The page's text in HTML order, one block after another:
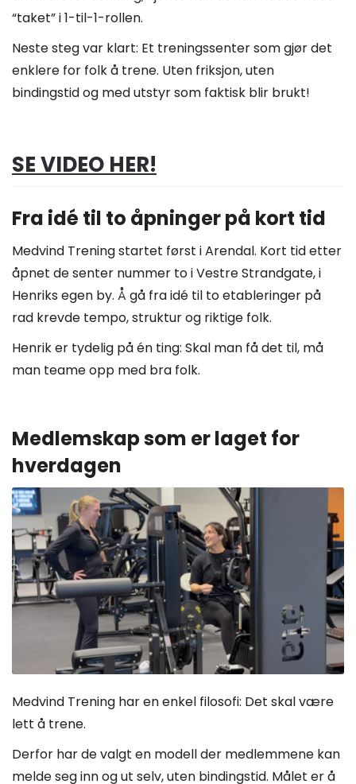
“taket” i 1-til-1-rollen.
Neste steg var klart: Et treningssenter som gjør det
enklere for folk å trene. Uten friksjon, uten
bindingstid og med utstyr som faktisk blir brukt!
SE VIDEO HER!
Fra idé til to åpninger på kort tid
Medvind Trening startet først i Arendal. Kort tid etter
åpnet de senter nummer to i Vestre Strandgate, i
Henriks egen by. Å gå fra idé til to etableringer på
rad krevde tempo, struktur og riktige folk.
Henrik er tydelig på én ting: Skal man få det til, må
man teame opp med bra folk.
Medlemskap som er laget for
hverdagen
Medvind Trening har en enkel filosofi: Det skal være
lett å trene.
Derfor har de valgt en modell der medlemmene kan
melde seg inn og ut selv, uten bindingstid. Målet er å